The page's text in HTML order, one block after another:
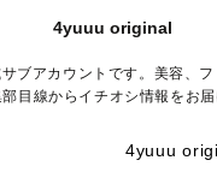
4yuuu original
ブアカウントです。美容、フ
目線からイチオシ情報をお届
4yuuu